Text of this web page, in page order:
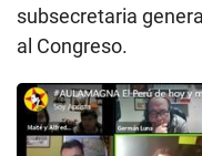
subsecretaria
al Congreso.